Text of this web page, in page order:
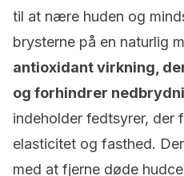
til at nære huden og
brysterne på en naturlig
antioxidant virkning,
og forhindrer
indeholder fedtsyrer, der
elasticitet og fasthed.
med at fjerne døde